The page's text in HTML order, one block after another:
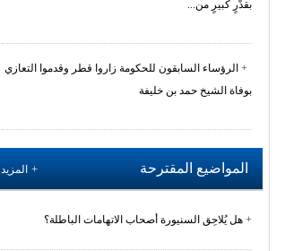
بقدْرٍ كبيرٍ من...
الرؤساء السابقون للحكومة زاروا قطر وقدموا التعازي
بوفاة الشيخ حمد بن خليفة
المواضيع المقترحة المزيد
هل يُلاحِق السنيورة أصحاب الاتهامات الباطلة؟